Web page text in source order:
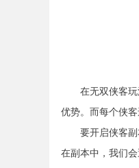
在无双侠客玩法
优势。而每个侠
要开启侠客副本
在副本中，我们